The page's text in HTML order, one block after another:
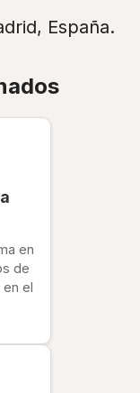
España.
en
de
el